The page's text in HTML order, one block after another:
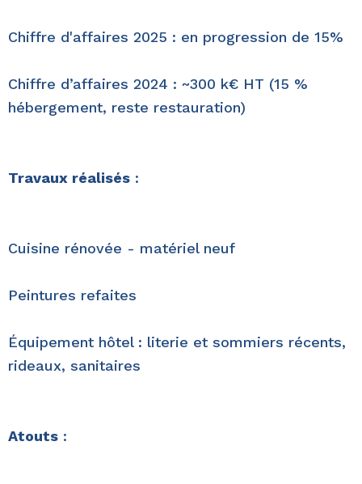
Chiffre d'affaires 2025 : en progression de 15%
Chiffre d’affaires 2024 : ~300 k€ HT (15 %
hébergement, reste restauration)
Travaux réalisés :
Cuisine rénovée - matériel neuf
Peintures refaites
Équipement hôtel : literie et sommiers récents,
rideaux, sanitaires
Atouts :